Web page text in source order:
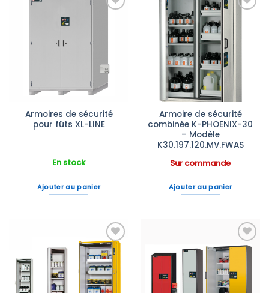
Armoires de sécurité
pour fûts XL-LINE
En stock
Ajouter au panier
Ajouter
à la liste
d’envies
Armoire de sécurité
combinée K-PHOENIX-30
– Modèle
K30.197.120.MV.FWAS
Sur commande
Ajouter au panier
Ajouter
à la liste
d’envies
Ajouter
à la liste
d’envies